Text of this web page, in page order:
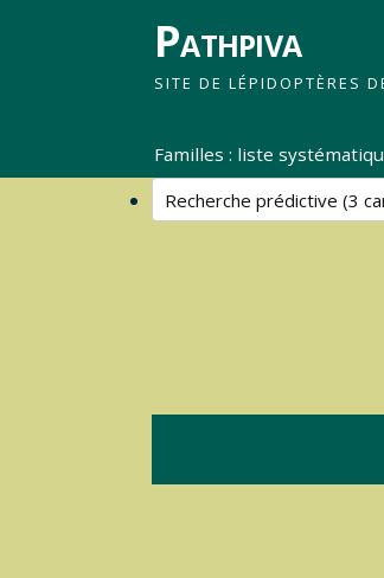
Pathpiva
SITE DE LÉPIDOPTÈRES
Familles : liste